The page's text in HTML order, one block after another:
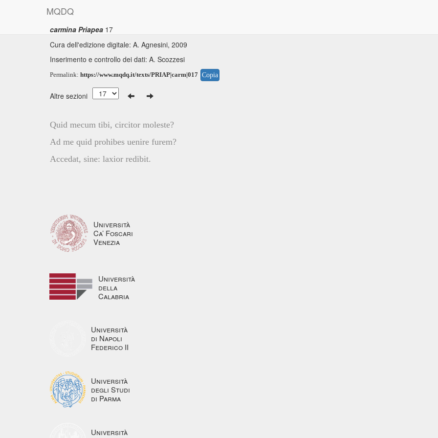
MQDQ
carmina Priapea 17
Testo base di riferimento: I. Cazzaniga, 1959
Cura dell'edizione digitale: A. Agnesini, 2009
Inserimento e controllo dei dati: A. Scozzesi
Permalink: https://www.mqdq.it/texts/PRIAP|carm|017 Copia
Altre sezioni
Quid mecum tibi, circitor moleste?
Ad me quid prohibes uenire furem?
Accedat, sine: laxior redibit.
Università
Ca’ Foscari
Venezia
Università
della
Calabria
Università
di Napoli
Federico II
Università
degli Studi
di Parma
Università